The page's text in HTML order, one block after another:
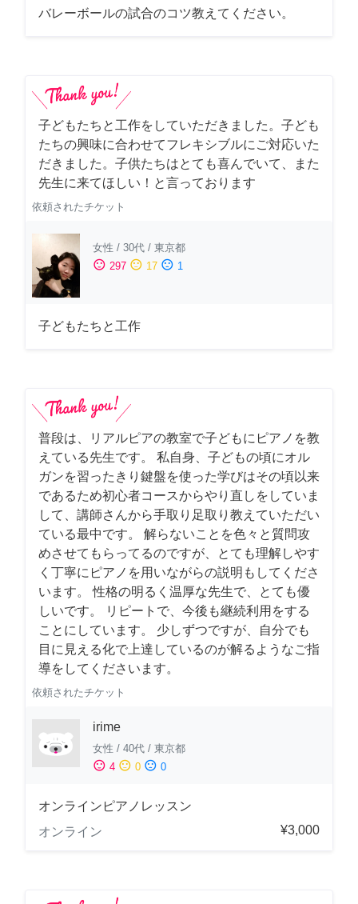
バレーボールの試合のコツ教えてください。
子どもたちと工作をしていただきました。子ども
たちの興味に合わせてフレキシブルにご対応いた
だきました。子供たちはとても喜んでいて、また
先生に来てほしい！と言っております
依頼されたチケット
女性 / 30代 / 東京都
sentiment_satisfied 297 sentiment_neutral 17 sentiment_dissatisfied 1
子どもたちと工作
普段は、リアルピアの教室で子どもにピアノを教
えている先生です。 私自身、子どもの頃にオル
ガンを習ったきり鍵盤を使った学びはその頃以来
であるため初心者コースからやり直しをしていま
して、講師さんから手取り足取り教えていただい
ている最中です。 解らないことを色々と質問攻
めさせてもらってるのですが、とても理解しやす
く丁寧にピアノを用いながらの説明もしてくださ
います。 性格の明るく温厚な先生で、とても優
しいです。 リピートで、今後も継続利用をする
ことにしています。 少しずつですが、自分でも
目に見える化で上達しているのが解るようなご指
導をしてくださいます。
依頼されたチケット
irime
女性 / 40代 / 東京都
sentiment_satisfied 4 sentiment_neutral 0 sentiment_dissatisfied 0
オンラインピアノレッスン
オンライン
¥3,000